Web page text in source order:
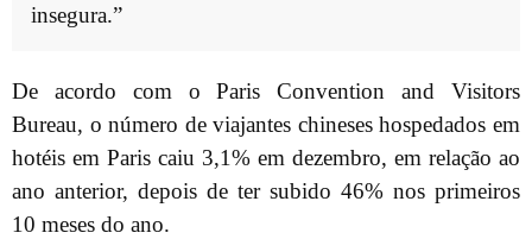
insegura.”
De acordo com o Paris Convention and Visitors
Bureau, o número de viajantes chineses hospedados em
hotéis em Paris caiu 3,1% em dezembro, em relação ao
ano anterior, depois de ter subido 46% nos primeiros
10 meses do ano.